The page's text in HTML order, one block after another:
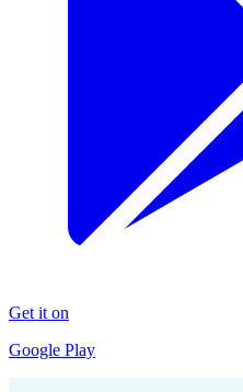
Get it on
Google Play